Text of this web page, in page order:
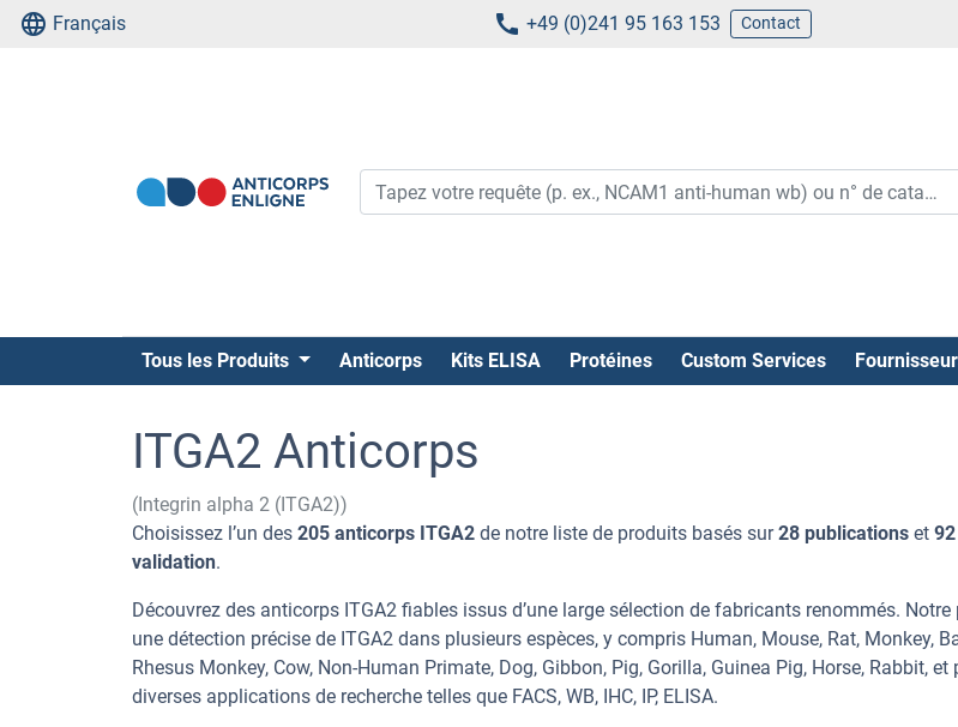
Français +49 (0)241 95 163 153 Contact
Tous les Produits Anticorps Kits ELISA Protéines Custom Services
ITGA2 Anticorps
(Integrin alpha 2 (ITGA2))
Choisissez l’un des 205 anticorps ITGA2 de notre liste de produits basés sur28 publications et
validation.
Découvrez des anticorps ITGA2 fiables issus d’une large sélection de fabricants renommés.
une détection précise de ITGA2 dans plusieurs espèces, y compris Human, Mouse, Rat, Monkey,
Rhesus Monkey, Cow, Non-Human Primate, Dog, Gibbon, Pig, Gorilla, Guinea Pig, Horse, Rabbit, et
diverses applications de recherche telles que FACS, WB, IHC, IP, ELISA.